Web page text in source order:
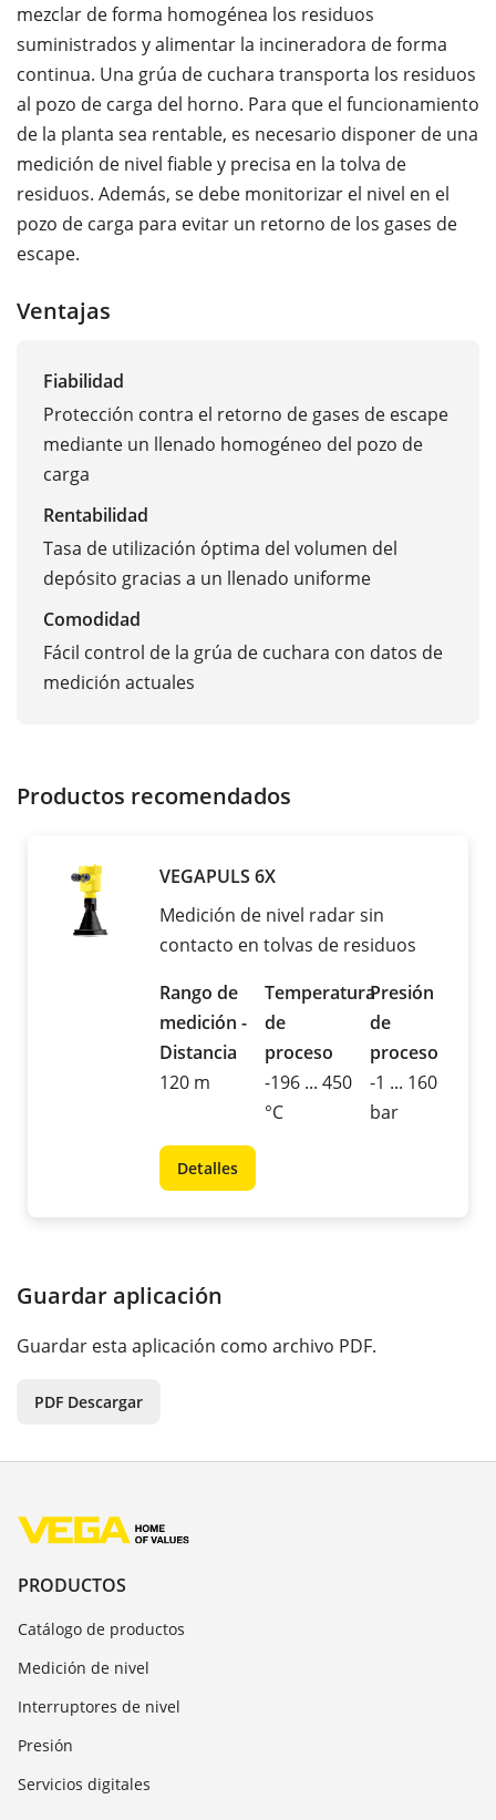
mezclar de forma homogénea los residuos
suministrados y alimentar la incineradora de forma
continua. Una grúa de cuchara transporta los residuos
al pozo de carga del horno. Para que el funcionamiento
de la planta sea rentable, es necesario disponer de una
medición de nivel fiable y precisa en la tolva de
residuos. Además, se debe monitorizar el nivel en el
pozo de carga para evitar un retorno de los gases de
escape.
Ventajas
Fiabilidad
Protección contra el retorno de gases de escape
mediante un llenado homogéneo del pozo de
carga
Rentabilidad
Tasa de utilización óptima del volumen del
depósito gracias a un llenado uniforme
Comodidad
Fácil control de la grúa de cuchara con datos de
medición actuales
Productos recomendados
VEGAPULS 6X
Medición de nivel radar sin
contacto en tolvas de residuos
Rango de
medición -
Distancia
120 m
Temperatura
de
proceso
-196 ... 450
°C
Presión
de
proceso
-1 ... 160
bar
Detalles
Guardar aplicación
Guardar esta aplicación como archivo PDF.
PDF Descargar
PRODUCTOS
Catálogo de productos
Medición de nivel
Interruptores de nivel
Presión
Servicios digitales